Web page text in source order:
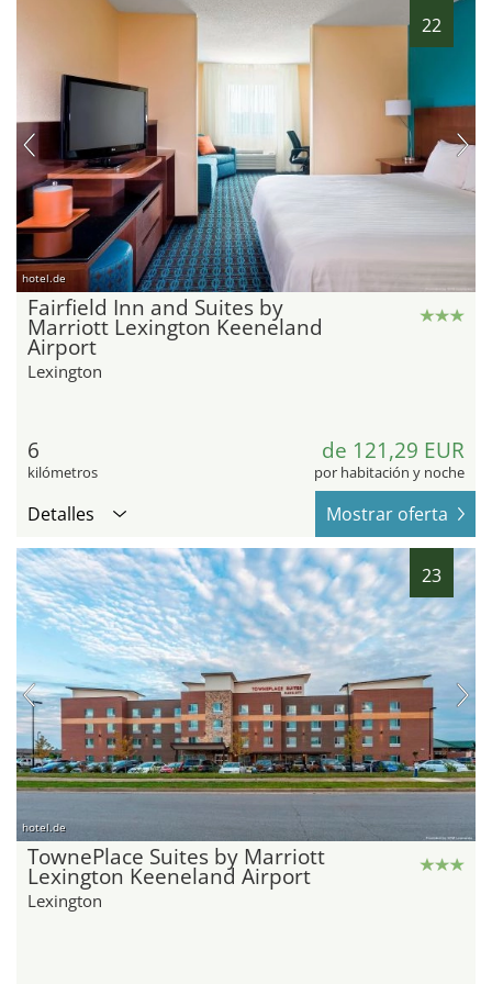
22
hotel.de
Fairfield Inn and Suites by
Marriott Lexington Keeneland
Airport
Lexington
6
kilómetros
de 121,29 EUR
por habitación y noche
Detalles Mostrar oferta
23
hotel.de
TownePlace Suites by Marriott
Lexington Keeneland Airport
Lexington